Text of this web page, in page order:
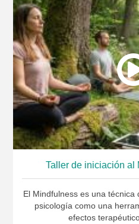
Taller de iniciación al
El Mindfulness es una
psicología como una
efectos